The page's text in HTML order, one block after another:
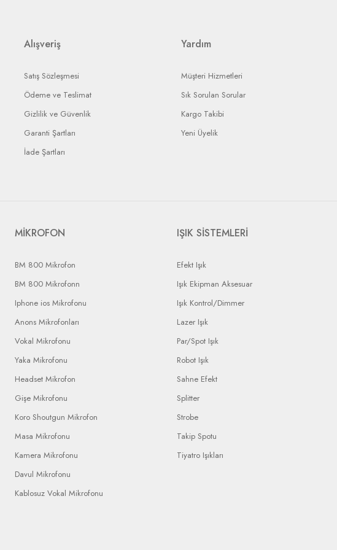
Alışveriş
Satış Sözleşmesi
Ödeme ve Teslimat
Gizlilik ve Güvenlik
Garanti Şartları
İade Şartları
Yardım
Müşteri Hizmetleri
Sık Sorulan Sorular
Kargo Takibi
Yeni Üyelik
MİKROFON
BM 800 Mikrofon
BM 800 Mikrofonn
Iphone ios Mikrofonu
Anons Mikrofonları
Vokal Mikrofonu
Yaka Mikrofonu
Headset Mikrofon
Gişe Mikrofonu
Koro Shoutgun Mikrofon
Masa Mikrofonu
Kamera Mikrofonu
Davul Mikrofonu
Kablosuz Vokal Mikrofonu
IŞIK SİSTEMLERİ
Efekt Işık
Işık Ekipman Aksesuar
Işık Kontrol/Dimmer
Lazer Işık
Par/Spot Işık
Robot Işık
Sahne Efekt
Splitter
Strobe
Takip Spotu
Tiyatro Işıkları